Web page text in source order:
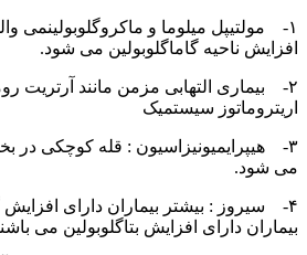
۱- مولتیپل میلوما و ماکروگلوبولینمی
افزایش ناحیه گاماگلوبولین می شود.
۲- بیماری التهابی مزمن مانند آرتریت
اریتروماتوز سیستمیک
می شود.
۴- سیروز : بیشتر بیماران دارای افزایش
بیماران دارای افزایش بتاگلوبولین می